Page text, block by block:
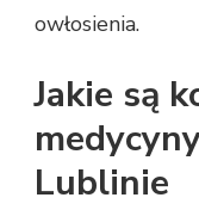
owłosienia.
Jakie są
Lublinie